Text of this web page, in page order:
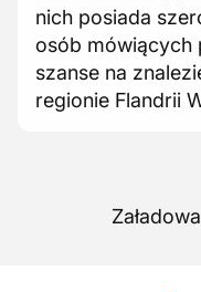
nich posiada
osób mówiących
szanse na
regionie Flandrii